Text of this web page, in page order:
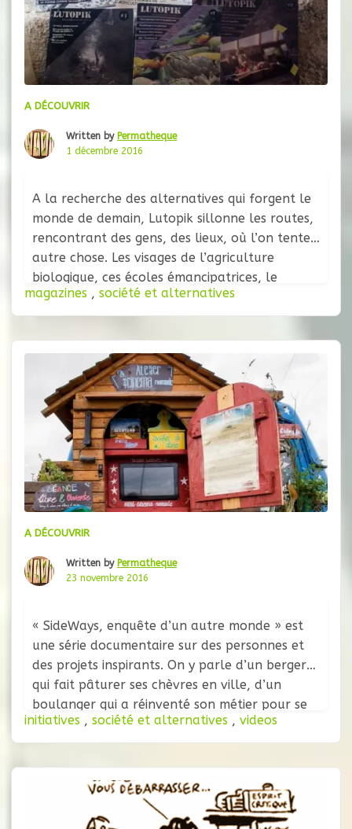
A DÉCOUVRIR
Written by Permatheque
1 décembre 2016
A la recherche des alternatives qui forgent le
monde de demain, Lutopik sillonne les routes,
rencontrant des gens, des lieux, où l’on tente
autre chose. Les visages de l’agriculture
biologique, ces écoles émancipatrices, le
nomadisme de nos jours, la résistance par
l’occupation des terres inutilisées, ou encore
paysannes, autant
magazines , société et alternatives
A DÉCOUVRIR
Written by Permatheque
23 novembre 2016
« SideWays, enquête d’un autre monde » est
une série documentaire sur des personnes et
des projets inspirants. On y parle d’un berger
qui fait pâturer ses chèvres en ville, d’un
boulanger qui a réinventé son métier pour se
libérer, d’une forêt comestible, d’une épicerie
participative (et beaucoup plus) qui fonctionne
initiatives , société et alternatives , videos